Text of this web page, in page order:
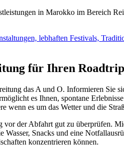
in Marokko im Bereich
lebhaften Festivals,
für Ihren Roadtrip
das A und O. Informieren Sie
es Ihnen, spontane
wenn es um das Wetter und die
der Abfahrt gut zu überprüfen.
Snacks und eine
konzentrieren können.